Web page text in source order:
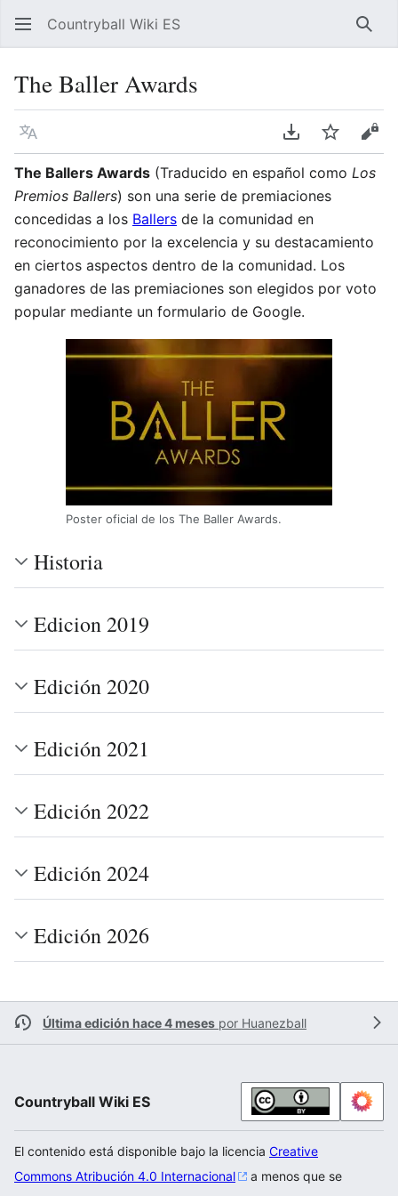
Countryball Wiki ES
The Baller Awards
Idioma Descargar en
VigilarVer
The Ballers Awards (Traducido en español como Los
Premios Ballers) son una serie de premiaciones
concedidas a los Ballers de la comunidad en
reconocimiento por la excelencia y su destacamiento
en ciertos aspectos dentro de la comunidad. Los
ganadores de las premiaciones son elegidos por voto
popular mediante un formulario de Google.
Poster oficial de los The Baller Awards.
Historia
Edicion 2019
Edición 2020
Edición 2021
Edición 2022
Edición 2024
Edición 2026
Última edición hace 4 meses por Huanezball
Countryball Wiki ES
El contenido está disponible bajo la licencia Creative
Commons Atribución 4.0 Internacional
a menos que se